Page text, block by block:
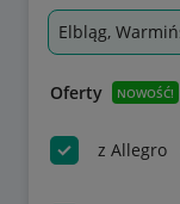
Elbląg,
Oferty NOWOŚĆ!
z Allegro